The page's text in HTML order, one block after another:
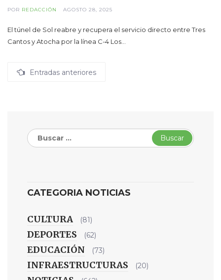
POR REDACCIÓN AGOSTO 28, 2025
El túnel de Sol reabre y recupera el servicio directo entre Tres
Cantos y Atocha por la línea C-4 Los…
Navegación
Entradas anteriores
Buscar:
CATEGORIA NOTICIAS
CULTURA (81)
DEPORTES (62)
EDUCACIÓN (73)
INFRAESTRUCTURAS (20)